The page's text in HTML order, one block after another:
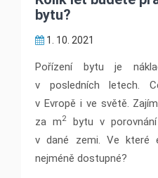
bytu?
1. 10. 2021
Pořízení bytu je
v posledních letech.
v Evropě i ve světě.
za m2bytu v
v dané zemi. Ve které
nejméně dostupné?